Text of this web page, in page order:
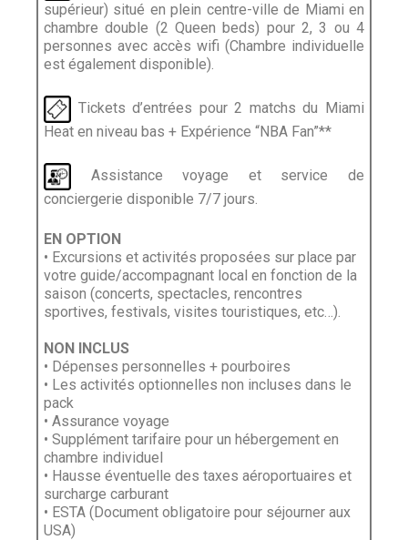
supérieur) situé en plein centre-ville de Miami en
chambre double (2 Queen beds) pour 2, 3 ou 4
personnes avec accès wifi (Chambre individuelle
est également disponible).
Tickets d’entrées pour 2 matchs du Miami
Heat en niveau bas + Expérience “NBA Fan”**
Assistance voyage et service de
conciergerie disponible 7/7 jours.
EN OPTION
• Excursions et activités proposées sur place par
votre guide/accompagnant local en fonction de la
saison (concerts, spectacles, rencontres
sportives, festivals, visites touristiques, etc…).
NON INCLUS
• Dépenses personnelles + pourboires
• Les activités optionnelles non incluses dans le
pack
• Assurance voyage
• Supplément tarifaire pour un hébergement en
chambre individuel
• Hausse éventuelle des taxes aéroportuaires et
surcharge carburant
• ESTA (Document obligatoire pour séjourner aux
USA)